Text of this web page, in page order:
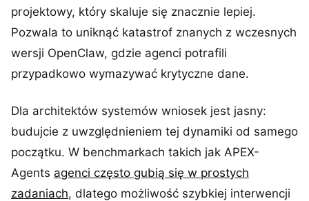
projektowy, który skaluje się znacznie lepiej.
Pozwala to uniknąć katastrof znanych z wczesnych
wersji OpenClaw, gdzie agenci potrafili
przypadkowo wymazywać krytyczne dane.
Dla architektów systemów wniosek jest jasny:
budujcie z uwzględnieniem tej dynamiki od samego
początku. W benchmarkach takich jak APEX-
Agents agenci często gubią się w prostych
zadaniach, dlatego możliwość szybkiej interwencji